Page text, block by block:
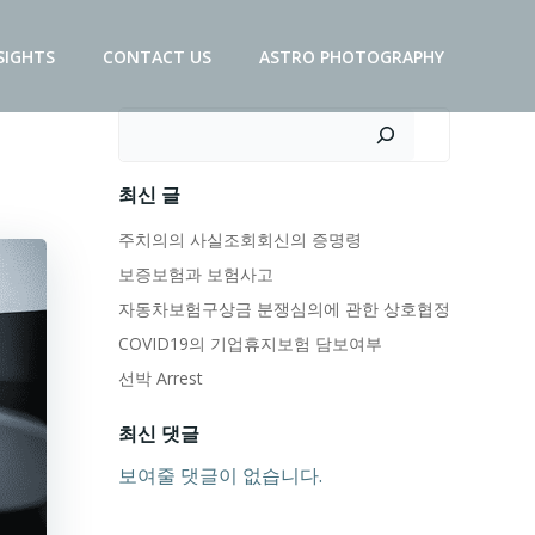
CONTACT US ASTRO PHOTOGRAPHY
최신 글
주치의의 사실조회회신의 증명령
보증보험과 보험사고
자동차보험구상금 분쟁심의에 관한 상호협정
COVID19의 기업휴지보험 담보여부
선박 Arrest
최신 댓글
보여줄 댓글이 없습니다.